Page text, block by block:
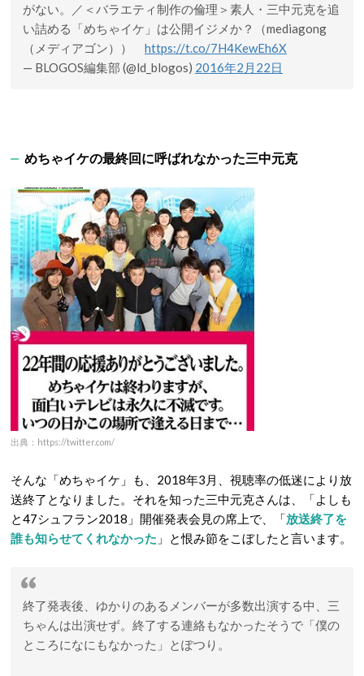
がない。／＜バラエティ制作の倫理＞素人・三中元克を追
い詰める「めちゃイケ」は公開イジメか？（mediagong
（メディアゴン）） https://t.co/7H4KewEh6X
— BLOGOS編集部 (@ld_blogos) 2016年2月22日
めちゃイケの最終回に呼ばれなかった三中元克
出典：https://twitter.com/
そんな「めちゃイケ」も、2018年3月、視聴率の低迷により放
送終了となりました。それを知った三中元克さんは、「よしも
と47シュフラン2018」開催発表会見の席上で、「放送終了を
誰も知らせてくれなかった 」と恨み節をこぼしたと言います。
終了発表後、ゆかりのあるメンバーが多数出演する中、三
ちゃんは出演せず。終了する連絡もなかったそうで「僕の
ところになにもなかった」とぽつり。